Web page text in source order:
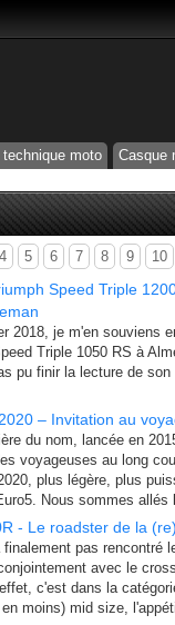
technique moto Casque
4 5 6 7 8 9 10
Speed Triple
2018, je m'en souviens
Triple 1050 RS à
pu finir la lecture de
– Invitation au
du nom, lancée en
voyageuses au long
plus légère, plus
Nous sommes allés
- Le roadster de la
finalement pas rencontré
avec le
c'est dans la
moins) mid size,